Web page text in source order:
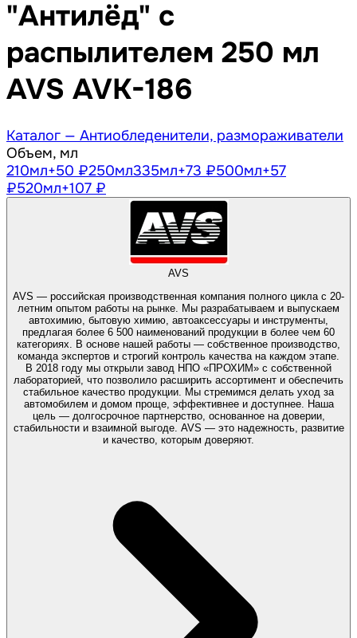
"Антилёд" с
распылителем 250 мл
AVS AVK-186
Каталог — Антиобледенители, размораживатели
Объем, мл
210мл+50 ₽250мл335мл+73 ₽500мл+57
₽520мл+107 ₽
AVS
AVS — российская производственная компания полного цикла с 20-
летним опытом работы на рынке. Мы разрабатываем и выпускаем
автохимию, бытовую химию, автоаксессуары и инструменты,
предлагая более 6 500 наименований продукции в более чем 60
категориях. В основе нашей работы — собственное производство,
команда экспертов и строгий контроль качества на каждом этапе.
В 2018 году мы открыли завод НПО «ПРОХИМ» с собственной
лабораторией, что позволило расширить ассортимент и обеспечить
стабильное качество продукции. Мы стремимся делать уход за
автомобилем и домом проще, эффективнее и доступнее. Наша
цель — долгосрочное партнерство, основанное на доверии,
стабильности и взаимной выгоде. AVS — это надежность, развитие
и качество, которым доверяют.